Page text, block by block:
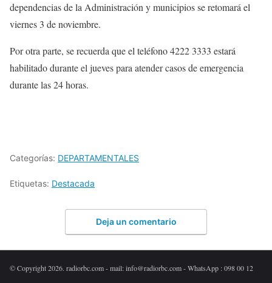
dependencias de la Administración y municipios se retomará el
viernes 3 de noviembre.
Por otra parte, se recuerda que el teléfono 4222 3333 estará
habilitado durante el jueves para atender casos de emergencia
durante las 24 horas.
Categorías: DEPARTAMENTALES
Etiquetas: Destacada
Deja un comentario
© Copyright 2026. radiorbc.com - mail: info@radiorbc.com - WhatsApp : 098 00 12